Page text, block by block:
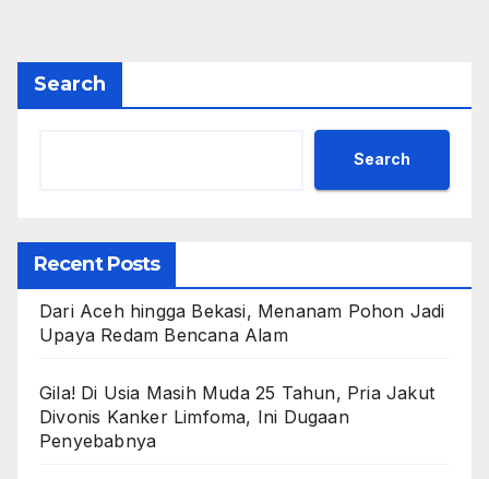
Search
Search
Recent Posts
Dari Aceh hingga Bekasi, Menanam Pohon Jadi
Upaya Redam Bencana Alam
Gila! Di Usia Masih Muda 25 Tahun, Pria Jakut
Divonis Kanker Limfoma, Ini Dugaan
Penyebabnya